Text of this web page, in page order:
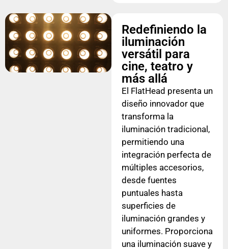
Redefiniendo la
iluminación
versátil para
cine, teatro y
más allá
El FlatHead presenta un
diseño innovador que
transforma la
iluminación tradicional,
permitiendo una
integración perfecta de
múltiples accesorios,
desde fuentes
puntuales hasta
superficies de
iluminación grandes y
uniformes. Proporciona
una iluminación suave y